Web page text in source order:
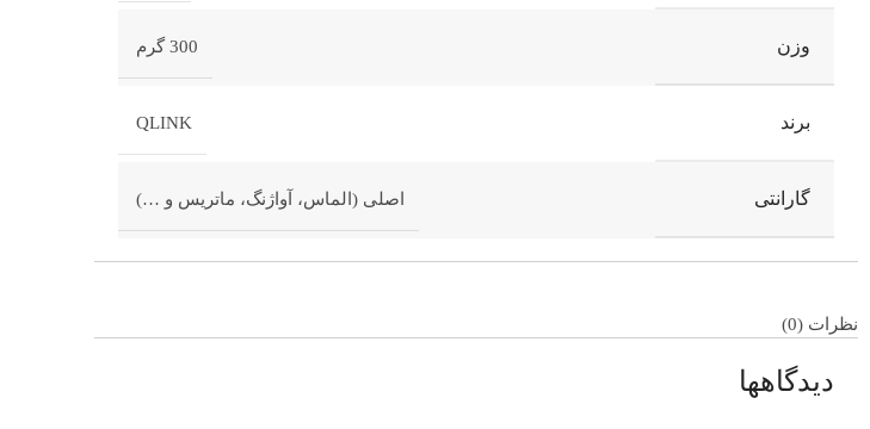
وزن 300 گرم
برند QLINK
گارانتی اصلی (الماس، آواژنگ، ماتریس و …)
نظرات (0)
دیدگاهها